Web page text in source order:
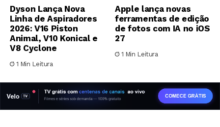
Dyson Lança Nova
Linha de Aspiradores
2026: V16 Piston
Animal, V10 Konical e
V8 Cyclone
1 Min Leitura
Apple lança novas
ferramentas de edição
de fotos com IA no iOS
27
1 Min Leitura